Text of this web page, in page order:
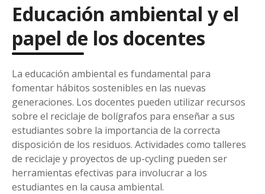
Educación ambiental y el
papel de los docentes
La educación ambiental es fundamental para
fomentar hábitos sostenibles en las nuevas
generaciones. Los docentes pueden utilizar recursos
sobre el reciclaje de bolígrafos para enseñar a sus
estudiantes sobre la importancia de la correcta
disposición de los residuos. Actividades como talleres
de reciclaje y proyectos de up-cycling pueden ser
herramientas efectivas para involucrar a los
estudiantes en la causa ambiental.